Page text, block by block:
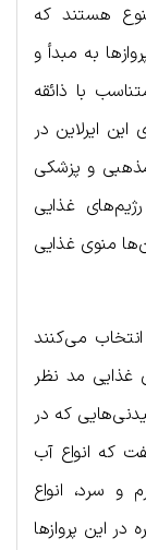
هستند که
به مبدأ و
با ذائقه
ایرلاین در
و پزشکی
غذایی
منوی غذایی
انتخاب می‌کنند
غذایی مد نظر
که در
که انواع آب
و سرد، انواع
این پروازها